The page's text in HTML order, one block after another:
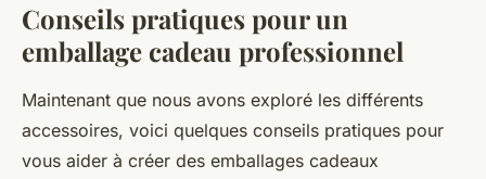
Conseils pratiques pour un
emballage cadeau professionnel
Maintenant que nous avons exploré les différents
accessoires, voici quelques conseils pratiques pour
vous aider à créer des emballages cadeaux